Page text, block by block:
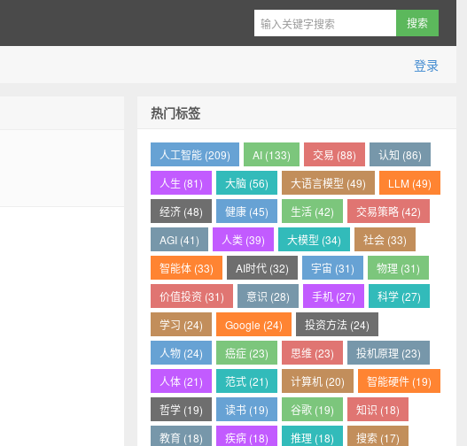
登录
热门标签
人工智能 (209) AI (133) 交易 (88)
认知 (86)
人生 (81)
大脑 (56) 大语言模型 (49)
LLM (49)
经济 (48)
健康 (45) 生活 (42)
交易策略 (42)
AGI (41)
人类 (39) 大模型 (34)
社会 (33)
智能体 (33)
AI时代 (32) 宇宙 (31)
物理 (31)
价值投资 (31)
意识 (28) 手机 (27)
科学 (27)
学习 (24)
Google (24)
投资方法 (24)
人物 (24)
癌症 (23) 思维 (23)
投机原理 (23)
人体 (21)
范式 (21) 计算机 (20)
智能硬件 (19)
哲学 (19)
读书 (19) 谷歌 (19)
知识 (18)
教育 (18)
疾病 (18) 推理 (18)
搜索 (17)